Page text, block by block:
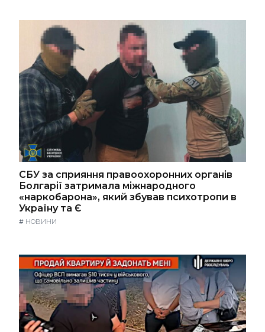
СБУ за сприяння правоохоронних органів
Болгарії затримала міжнародного
«наркобарона», який збував психотропи в
Україну та Є
# НОВИНИ